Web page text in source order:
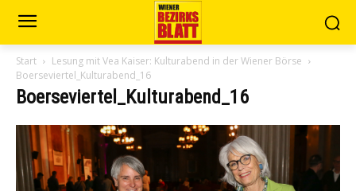
Start
Lesung mit Vea Kaiser: Kulturabend in der Wiener Börse
Boerseviertel_Kulturabend_16
Boerseviertel_Kulturabend_16